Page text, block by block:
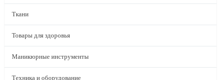
Ткани
Товары для здоровья
Маникюрные инструменты
Техника и оборудование